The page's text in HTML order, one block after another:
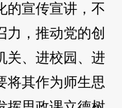
的宣传宣讲，不
力，推动党的创
关、进校园、进
将其作为师生思